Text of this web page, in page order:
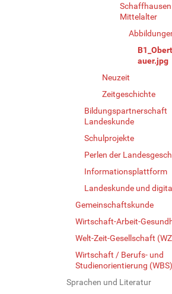
Mittelalter
auer.jpg
Neuzeit
Zeitgeschichte
Bildungspartnerschaft
Landeskunde
Schulprojekte
Perlen der
Informationsplattform
Landeskunde und
Gemeinschaftskunde
Wirtschaft-Arbeit-
Welt-Zeit-Gesellschaft
Wirtschaft / Berufs- und
Studienorientierung (WBS)
Sprachen und Literatur